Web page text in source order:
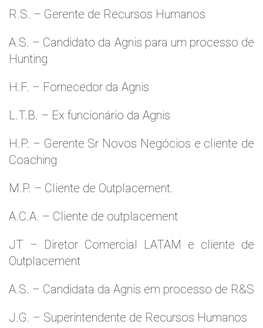
R.S. – Gerente de Recursos Humanos
A.S. – Candidato da Agnis para um processo de
Hunting
H.F. – Fornecedor da Agnis
L.T.B. – Ex funcionário da Agnis
H.P. – Gerente Sr Novos Negócios e cliente de
Coaching
M.P. – Cliente de Outplacement.
A.C.A. – Cliente de outplacement
JT – Diretor Comercial LATAM e cliente de
Outplacement
A.S. – Candidata da Agnis em processo de R&S
J.G. – Superintendente de Recursos Humanos